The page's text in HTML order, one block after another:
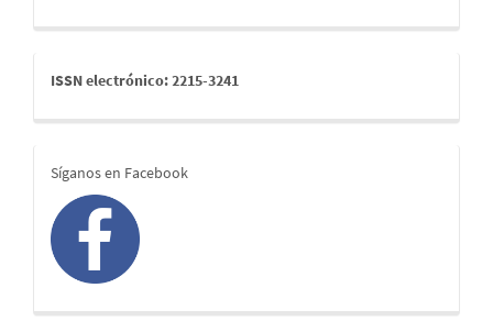
issn
ISSN electrónico: 2215-3241
redes
Síganos en Facebook